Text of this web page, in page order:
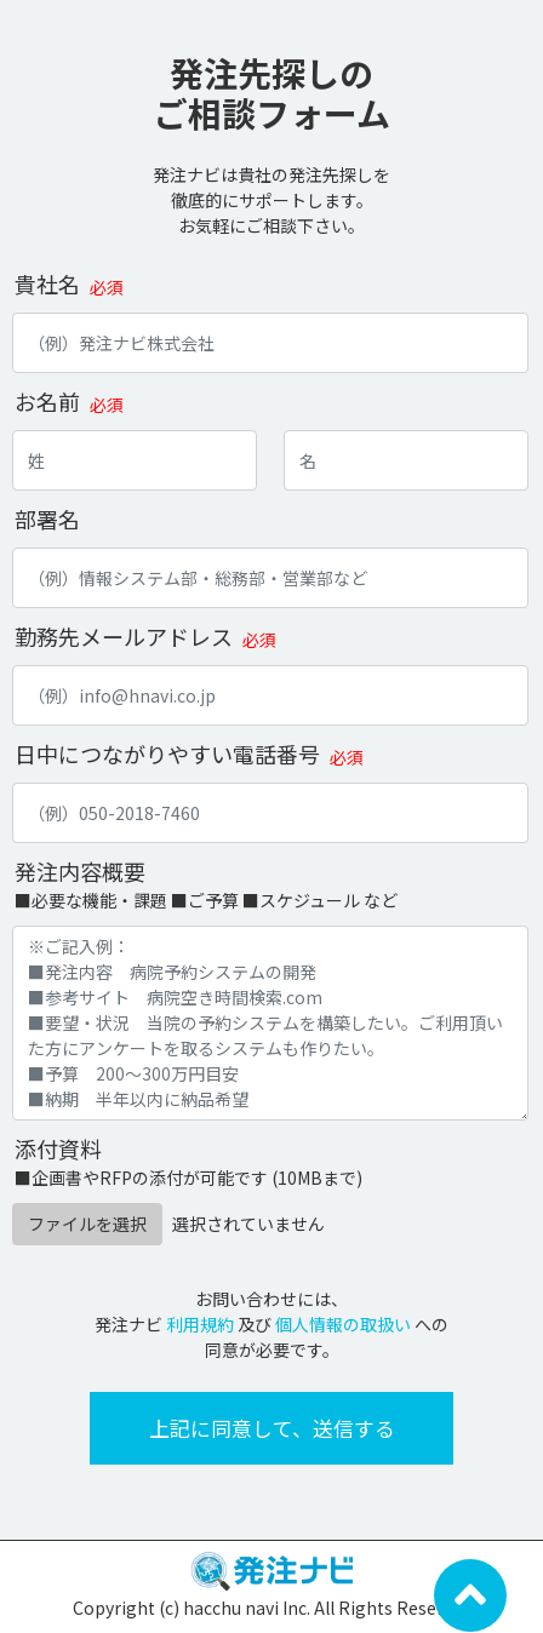
発注先探しの
ご相談フォーム
発注ナビは貴社の発注先探しを
徹底的にサポートします。
お気軽にご相談下さい。
貴社名 必須
お名前 必須
部署名
勤務先メールアドレス 必須
日中につながりやすい電話番号 必須
発注内容概要
■必要な機能・課題 ■ご予算 ■スケジュール など
添付資料
■企画書やRFPの添付が可能です (10MBまで)
ファイルを選択
選択されていません
お問い合わせには、
発注ナビ 利用規約 及び個人情報の取扱い への
同意が必要です。
Copyright (c) hacchu navi Inc. All Rights Reserved